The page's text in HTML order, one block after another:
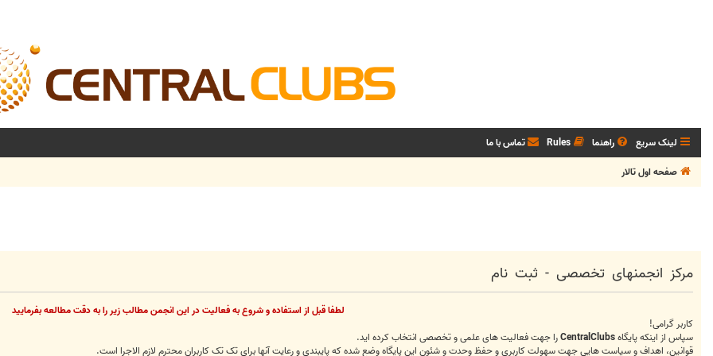
لینک سریع راهنما Rules تماس با ما
صفحه اول تالار
مرکز انجمنهای تخصصی - ثبت نام
لطفا قبل از استفاده و شروع به فعاليت در اين انجمن مطالب زير را به دقت مطالعه بفرماييد
کاربر گرامی!
سپاس از اینکه پایگاهCentralClubsرا جهت فعالیت های علمی و تخصصی انتخاب کرده اید.
قوانین، اهداف و سیاست هایی جهت سهولت کاربری و حفظ وحدت و شئون این پایگاه وضع شده که پایبندی و رعایت آنها برای تک تک کاربران محترم لازم الاجرا است.